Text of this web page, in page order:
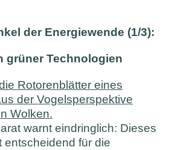
der Energiewende (1/3):
grüner Technologien
warnt eindringlich: Dieses
entscheidend für die